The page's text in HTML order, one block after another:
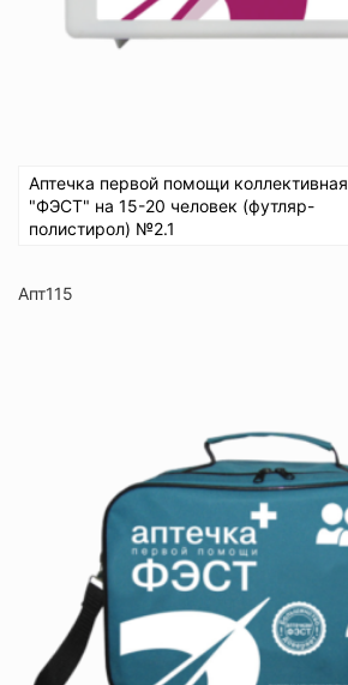
Аптечка первой помощи коллективная
"ФЭСТ" на 15-20 человек (футляр-
полистирол) №2.1
Апт115